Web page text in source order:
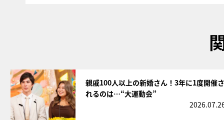
親戚100人以上の新婚さん！3年に1度開催さ
れるのは…“大運動会”